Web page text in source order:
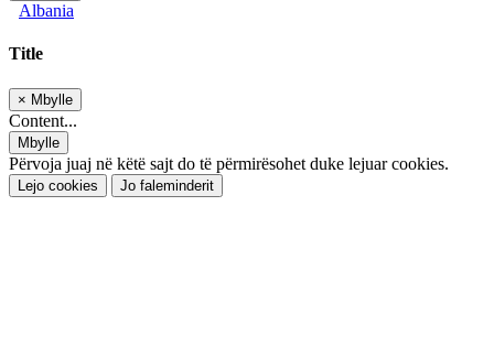
Albania
Title
× Mbylle
Content...
Mbylle
Përvoja juaj në këtë sajt do të përmirësohet duke lejuar cookies.
Lejo cookies Jo faleminderit